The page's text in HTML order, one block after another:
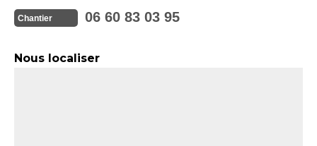
Chantier 06 60 83 03 95
Nous localiser